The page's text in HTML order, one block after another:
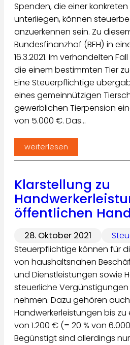
Spenden, die einer
unterliegen, können
anzuerkennen sein. Zu
Bundesfinanzhof (BFH) in
16.3.2021. Im verhandelten
die einem bestimmten Tier
Eine Steuerpflichtige
eines gemeinnützigen
gewerblichen Tierpension
von 5.000 €. Das…
weiterlesen
Klarstellung zu
öffentlichen Hand
28. Oktober 2021
Steuerpflichtige können für
von haushaltsnahen
und Dienstleistungen sowie
steuerliche
nehmen. Dazu gehören auch
Handwerkerleistungen bis
von 1.200 € (= 20 % von
Begünstigt sind allerdings